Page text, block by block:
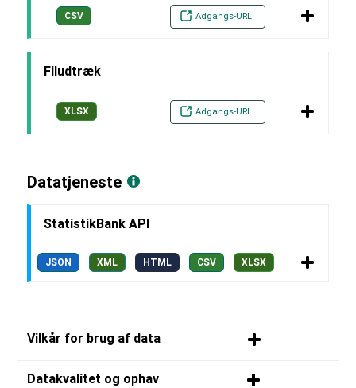
CSV Adgangs-URL
Filudtræk
XLSX Adgangs-URL
Datatjeneste
StatistikBank API
JSON XML HTML CSV XLSX
Vilkår for brug af data
Datakvalitet og ophav